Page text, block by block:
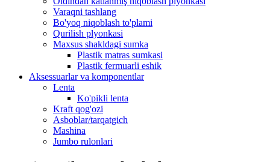
Varaqni tashlang
Bo'yoq niqoblash to'plami
Qurilish plyonkasi
Maxsus shakldagi sumka
Plastik matras sumkasi
Plastik fermuarli eshik
Aksessuarlar va komponentlar
Lenta
Ko'pikli lenta
Kraft qog'ozi
Asboblar/tarqatgich
Mashina
Jumbo rulonlari